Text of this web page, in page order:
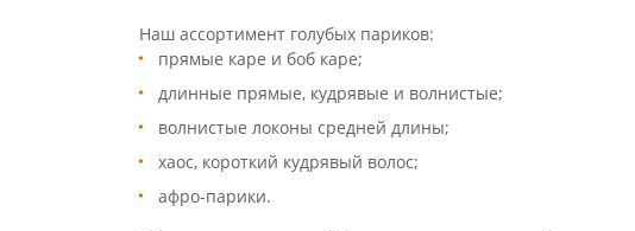
Наш ассортимент голубых париков:
прямые каре и боб каре;
длинные прямые, кудрявые и волнистые;
волнистые локоны средней длины;
хаос, короткий кудрявый волос;
афро-парики.